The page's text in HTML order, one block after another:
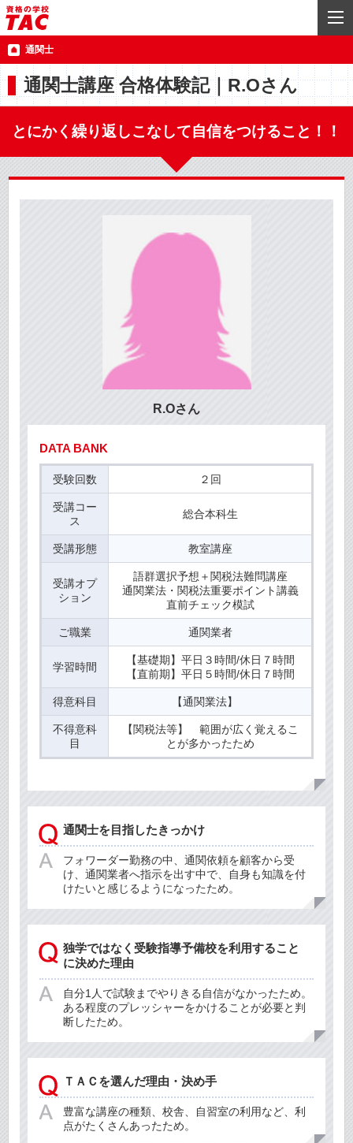
通関士
通関士講座 合格体験記｜R.Oさん
とにかく繰り返しこなして自信をつけること！！
R.Oさん
DATA BANK
受験回数 ２回
受講コー
ス
総合本科生
受講形態 教室講座
受講オプ
ション
語群選択予想＋関税法難問講座
通関業法・関税法重要ポイント講義
直前チェック模試
ご職業 通関業者
学習時間
【基礎期】平日３時間/休日７時間
【直前期】平日５時間/休日７時間
得意科目 【通関業法】
不得意科
目
【関税法等】 範囲が広く覚えるこ
とが多かったため
通関士を目指したきっかけ
フォワーダー勤務の中、通関依頼を顧客から受
け、通関業者へ指示を出す中で、自身も知識を付
けたいと感じるようになったため。
独学ではなく受験指導予備校を利用すること
に決めた理由
自分1人で試験までやりきる自信がなかったため。
ある程度のプレッシャーをかけることが必要と判
断したため。
ＴＡＣを選んだ理由・決め手
豊富な講座の種類、校舎、自習室の利用など、利
点がたくさんあったため。